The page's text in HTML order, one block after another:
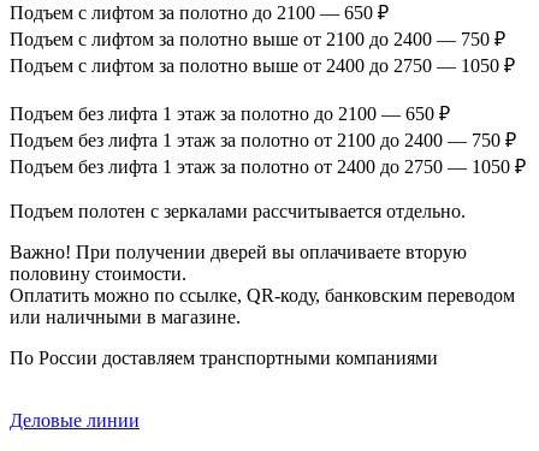
Подъем с лифтом за полотно до 2100 — 650 ₽
Подъем с лифтом за полотно выше от 2100 до 2400 — 750 ₽
Подъем с лифтом за полотно выше от 2400 до 2750 — 1050 ₽
Подъем без лифта 1 этаж за полотно до 2100 — 650 ₽
Подъем без лифта 1 этаж за полотно от 2100 до 2400 — 750 ₽
Подъем без лифта 1 этаж за полотно от 2400 до 2750 — 1050 ₽
Подъем полотен с зеркалами рассчитывается отдельно.
Важно! При получении дверей вы оплачиваете вторую
половину стоимости.
Оплатить можно по ссылке, QR-коду, банковским переводом
или наличными в магазине.
По России доставляем транспортными компаниями
Деловые линии